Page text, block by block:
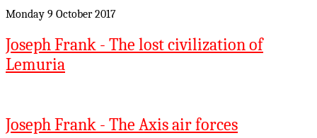
Monday 9 October 2017
Joseph Frank - The lost civilization of
Lemuria
Joseph Frank - The Axis air forces